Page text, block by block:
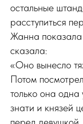
остальные
расступиться
Жанна
сказала:
«Оно вынесло
Потом
только она
знати и князей